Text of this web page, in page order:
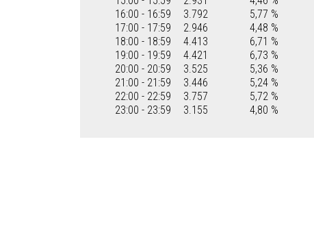
16:00 - 16:59
3.792 5,77 %
17:00 - 17:59
2.946 4,48 %
18:00 - 18:59
4.413 6,71 %
19:00 - 19:59
4.421 6,73 %
20:00 - 20:59
3.525 5,36 %
21:00 - 21:59
3.446 5,24 %
22:00 - 22:59
3.757 5,72 %
23:00 - 23:59
3.155 4,80 %